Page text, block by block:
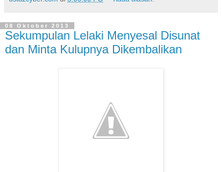
08 Oktober 2013
Sekumpulan Lelaki Menyesal Disunat
dan Minta Kulupnya Dikembalikan